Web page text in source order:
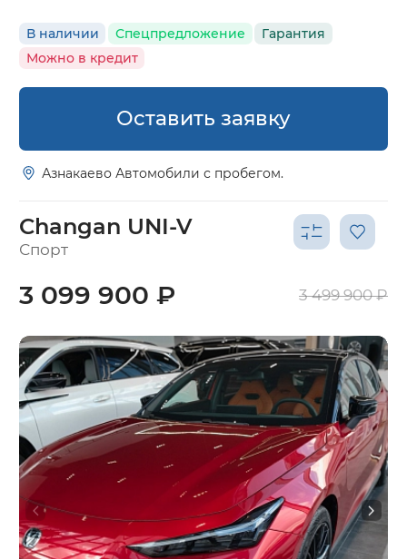
В наличии Спецпредложение
Гарантия
Можно в кредит
Оставить заявку
Азнакаево Автомобили с пробегом.
Changan UNI-V
Спорт
3 099 900 ₽ 3 499 900 ₽